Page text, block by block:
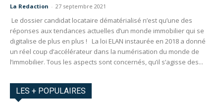
La Redaction - 27 septembre 2021
Le dossier candidat locataire dématérialisé n’est qu’une des
réponses aux tendances actuelles d’un monde immobilier qui se
digitalise de plus en plus ! La loi ELAN instaurée en 2018 a donné
un réel coup d’accélérateur dans la numérisation du monde de
l’immobilier. Tous les aspects sont concernés, qu’il s’agisse des...
LES + POPULAIRES